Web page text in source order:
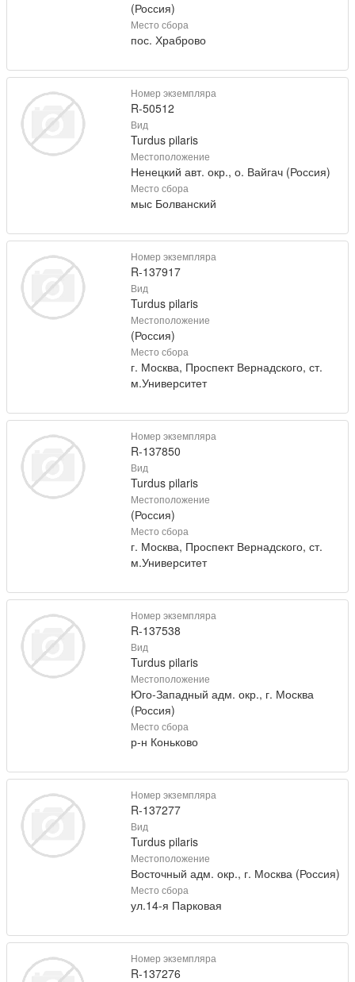
(Россия)
Место сбора
пос. Храброво
Номер экземпляра
R-50512
Вид
Turdus pilaris
Местоположение
Ненецкий авт. окр., о. Вайгач (Россия)
Место сбора
мыс Болванский
Номер экземпляра
R-137917
Вид
Turdus pilaris
Местоположение
(Россия)
Место сбора
г. Москва, Проспект Вернадского, ст.
м.Университет
Номер экземпляра
R-137850
Вид
Turdus pilaris
Местоположение
(Россия)
Место сбора
г. Москва, Проспект Вернадского, ст.
м.Университет
Номер экземпляра
R-137538
Вид
Turdus pilaris
Местоположение
Юго-Западный адм. окр., г. Москва
(Россия)
Место сбора
р-н Коньково
Номер экземпляра
R-137277
Вид
Turdus pilaris
Местоположение
Восточный адм. окр., г. Москва (Россия)
Место сбора
ул.14-я Парковая
Номер экземпляра
R-137276